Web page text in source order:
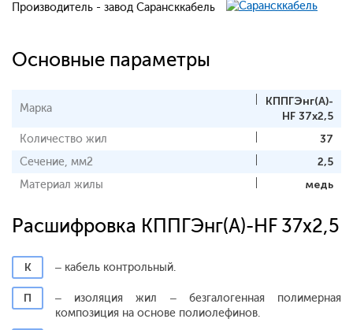
Производитель - завод Сарансккабель
Основные параметры
Марка
КППГЭнг(А)-
HF 37х2,5
Количество жил
37
Сечение, мм2
2,5
Материал жилы
медь
Расшифровка КППГЭнг(А)-HF 37х2,5
К – кабель контрольный.
П
– изоляция жил – безгалогенная полимерная
композиция на основе полиолефинов.